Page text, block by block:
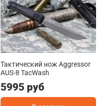
Тактический нож Aggressor
AUS-8 TacWash
5995 руб